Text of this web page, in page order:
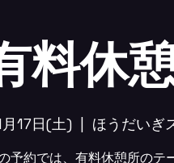
料休
月17日(土)
  |
ほうだいぎ
予約では、有料休憩所のテ